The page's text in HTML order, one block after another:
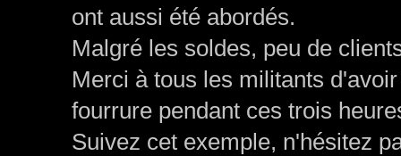
ont aussi été abordés.
Malgré les soldes, peu de
Merci à tous les militants
fourrure pendant ces trois
Suivez cet exemple, n'hésitez